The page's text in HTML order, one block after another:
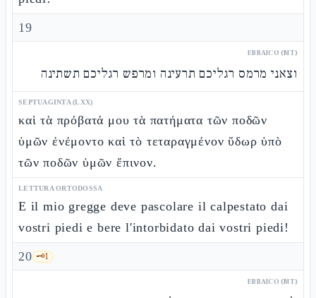
19
EBRAICO (MT)
וצאני מרמס רגליכם תרעינה ומרפש רגליכם תשתינה
SEPTUAGINTA (LXX)
καὶ τὰ πρόβατά μου τὰ πατήματα τῶν ποδῶν
ὑμῶν ἐνέμοντο καὶ τὸ τεταραγμένον ὕδωρ ὑπὸ
τῶν ποδῶν ὑμῶν ἔπινον.
LETTURA ORTODOSSA
E il mio gregge deve pascolare il calpestato dai
vostri piedi e bere l'intorbidato dai vostri piedi!
20 🗝️1
EBRAICO (MT)